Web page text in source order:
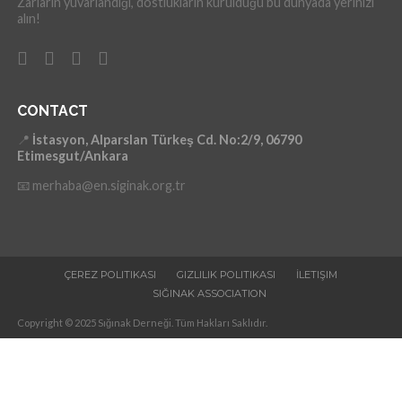
alın!
CONTACT
📍 İstasyon, Alparslan Türkeş Cd. No:2/9, 06790
Etimesgut/Ankara
📧 merhaba@en.siginak.org.tr
ÇEREZ POLITIKASI GIZLILIK POLITIKASI
İLETIŞIM
SIĞINAK ASSOCIATION
Copyright © 2025 Sığınak Derneği. Tüm Hakları Saklıdır.